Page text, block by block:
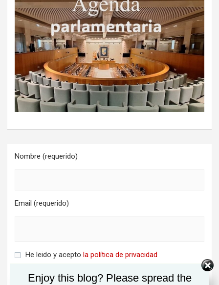
Nombre (requerido)
Email (requerido)
He leido y acepto la política de privacidad
Enjoy this blog? Please spread the